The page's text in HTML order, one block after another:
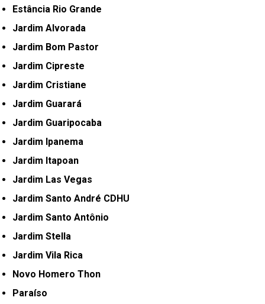
Estância Rio Grande
Jardim Alvorada
Jardim Bom Pastor
Jardim Cipreste
Jardim Cristiane
Jardim Guarará
Jardim Guaripocaba
Jardim Ipanema
Jardim Itapoan
Jardim Las Vegas
Jardim Santo André CDHU
Jardim Santo Antônio
Jardim Stella
Jardim Vila Rica
Novo Homero Thon
Paraíso